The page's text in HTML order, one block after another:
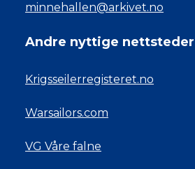
minnehallen@arkivet.no
Andre nyttige nettsteder
Krigsseilerregisteret.no
Warsailors.com
VG Våre falne